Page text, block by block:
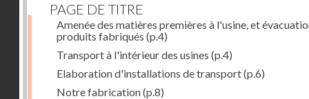
PAGE DE TITRE
Amenée des matières premières à l'usine, et
produits fabriqués (p.4)
Transport à l'intérieur des usines (p.4)
Elaboration d'installations de transport(p.6)
Notre fabrication(p.8)